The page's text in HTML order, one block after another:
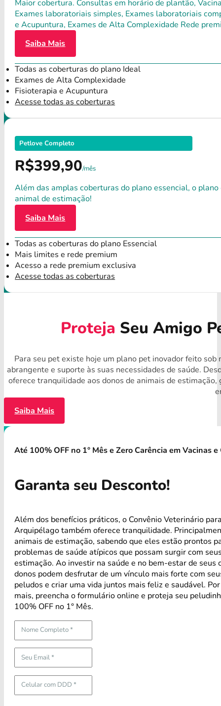
Maior cobertura. Consultas em horário de plantão,
Exames laboratoriais simples, Exames laboratoriais
e Acupuntura, Exames de Alta Complexidade Rede
Saiba Mais
Todas as coberturas do plano Ideal
Exames de Alta Complexidade
Fisioterapia e Acupuntura
Acesse todas as coberturas
Petlove Completo
R$399,90/mês
Além das amplas coberturas do plano essencial, o
animal de estimação!
Saiba Mais
Todas as coberturas do plano Essencial
Mais limites e rede premium
Acesso a rede premium exclusiva
Acesse todas as coberturas
Proteja Seu Amigo
Para seu pet existe hoje um plano pet inovador feito
abrangente e suporte às suas necessidades de saúde.
oferece tranquilidade aos donos de animais de
Saiba Mais
Até 100% OFF no 1° Mês e Zero Carência em Vacinas
Garanta seu Desconto!
Além dos benefícios práticos, o Convênio Veterinário
Arquipélago também oferece tranquilidade.
animais de estimação, sabendo que eles estão prontos
problemas de saúde atípicos que possam surgir com
estimação. Ao investir na saúde e no bem-estar de seus
donos podem desfrutar de um vínculo mais forte com
peludos e criar uma vida juntos mais feliz e saudável.
mais, preencha o formulário online e proteja seu
100% OFF no 1° Mês.